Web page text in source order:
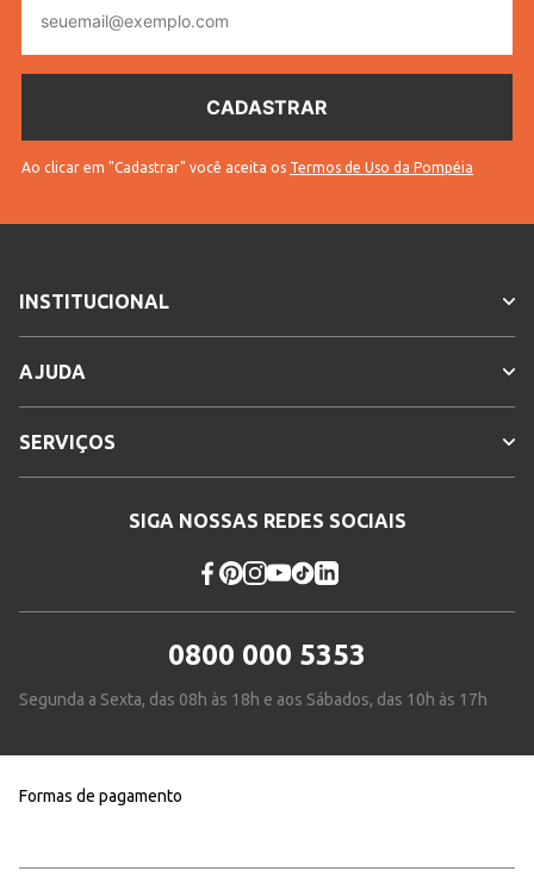
mail
Ao clicar em "Cadastrar" você aceita os Termos de Uso da Pompéia
INSTITUCIONAL
AJUDA
SERVIÇOS
SIGA NOSSAS REDES SOCIAIS
0800 000 5353
Segunda a Sexta, das 08h às 18h e aos Sábados, das 10h às 17h
Formas de pagamento